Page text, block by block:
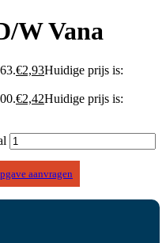
W Vana
€2,93Huidige prijs is:
€2,42Huidige prijs is:
aanvragen